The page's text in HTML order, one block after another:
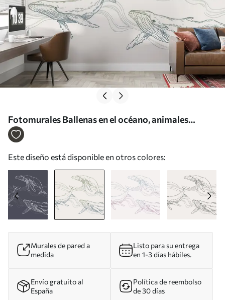
Fotomurales Ballenas en el océano, animales
marinos, arte lineal, minimalismo, colores verde y
Este diseño está disponible en otros colores:
Murales de pared a
medida
Listo para su entrega
en 1-3 días hábiles.
Envío gratuito al
España
Política de reembolso
de 30 días